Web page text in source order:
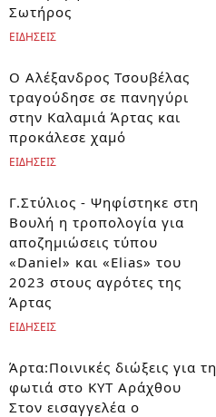
Σωτήρος
ΕΙΔΗΣΕΙΣ
Ο Αλέξανδρος Τσουβέλας
τραγούδησε σε πανηγύρι
στην Καλαμιά Άρτας και
προκάλεσε χαμό
ΕΙΔΗΣΕΙΣ
Γ.Στύλιος - Ψηφίστηκε στη
Βουλή η τροπολογία για
αποζημιώσεις τύπου
«Daniel» και «Elias» του
2023 στους αγρότες της
Άρτας
ΕΙΔΗΣΕΙΣ
Άρτα:Ποινικές διώξεις για τη
φωτιά στο ΚΥΤ Αράχθου
Στον εισαγγελέα ο